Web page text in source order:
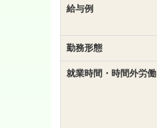
給与例
勤務形態
就業時間・時間外労働